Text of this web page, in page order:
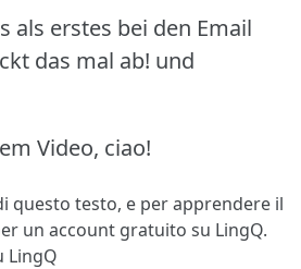
als erstes bei den Email
das mal ab! und
Video, ciao!
questo testo, e per apprendere il
un account gratuito su LingQ.
LingQ